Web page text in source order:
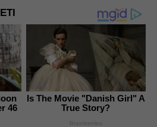
46
Is The Movie "Danish Girl" A
True Story?
Brainberries